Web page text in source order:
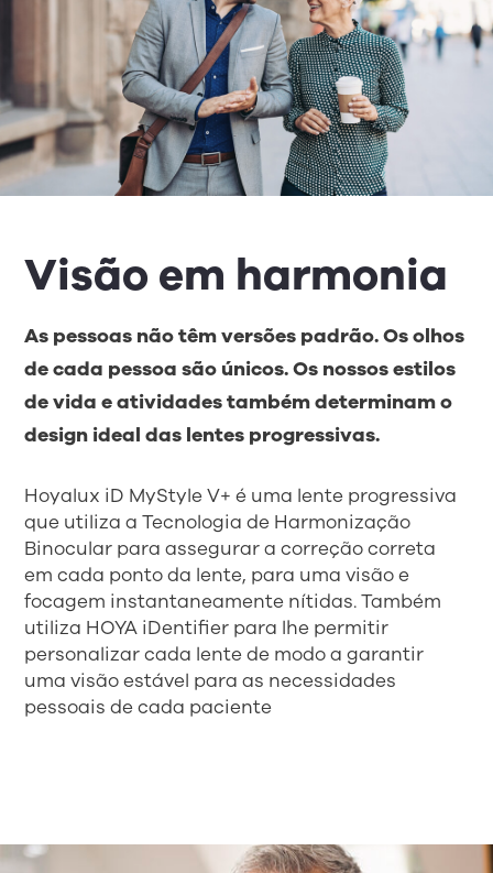
Visão em harmonia
As pessoas não têm versões padrão. Os olhos
de cada pessoa são únicos. Os nossos estilos
de vida e atividades também determinam o
design ideal das lentes progressivas.
Hoyalux iD MyStyle V+ é uma lente progressiva
que utiliza a Tecnologia de Harmonização
Binocular para assegurar a correção correta
em cada ponto da lente, para uma visão e
focagem instantaneamente nítidas. Também
utiliza HOYA iDentifier para lhe permitir
personalizar cada lente de modo a garantir
uma visão estável para as necessidades
pessoais de cada paciente